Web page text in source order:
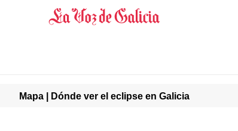
Mapa | Dónde ver el eclipse en Galicia